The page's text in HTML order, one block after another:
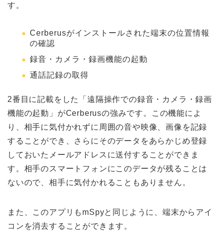
す。
Cerberusがインストールされた端末の位置情報
の確認
録音・カメラ・録画機能の起動
通話記録の取得
2番目に記載をした
「遠隔操作での録音・カメラ・録画
機能の起動」がCerberusの強みです。この機能によ
り、相手に気付かれずに周囲の音や映像、画像を記録
することができ、さらにそのデータをあらかじめ登録
しておいたメールアドレスに送付することができま
す。相手のスマートフォンにこのデータが残ることは
ないので、相手に気付かれることもありません。
また、このアプリも mSpyと同じように、端末からアイ
コンを消去することができます。